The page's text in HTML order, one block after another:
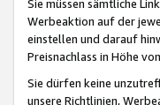
Sie müssen sämtliche
Werbeaktion auf der
einstellen und darauf
Preisnachlass in Höhe
Sie dürfen keine
unsere Richtlinien,